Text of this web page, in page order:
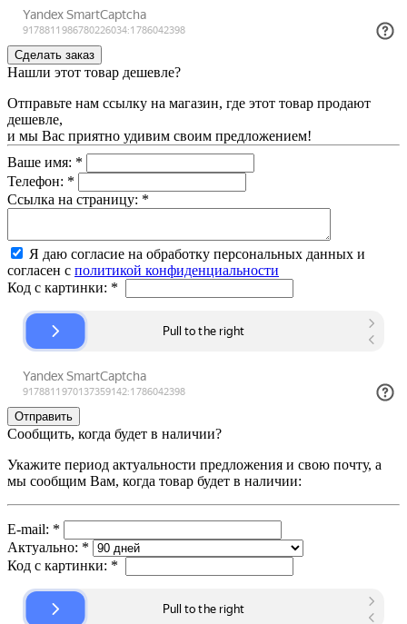
Нашли этот товар дешевле?
Отправьте нам ссылку на магазин, где этот товар продают
дешевле,
и мы Вас приятно удивим своим предложением!
Ваше имя: *
Телефон: *
Ссылка на страницу: *
Я даю согласие на обработку персональных данных и
согласен с политикой конфиденциальности
Код с картинки: *
Сообщить, когда будет в наличии?
Укажите период актуальности предложения и свою почту, а
мы сообщим Вам, когда товар будет в наличии:
E-mail: *
Актуально: *
Код с картинки: *